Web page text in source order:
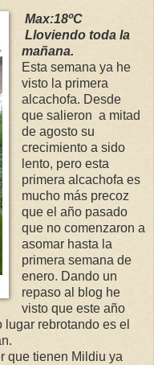
Max:18ºC
Lloviendo toda la
mañana.
Esta semana ya he
visto la primera
alcachofa. Desde
que salieron a mitad
de agosto su
crecimiento a sido
lento, pero esta
primera alcachofa es
mucho más precoz
que el año pasado
que no comenzaron a
asomar hasta la
primera semana de
enero. Dando un
repaso al blog he
visto que este año
rebrotando es el
que tienen Mildiu ya